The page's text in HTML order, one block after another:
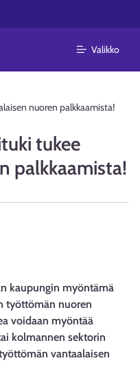
Valikko
nuoren palkkaamista!
tukee
palkkaamista!
kaupungin myöntämä
työttömän nuoren
voidaan myöntää
kolmannen sektorin
vantaalaisen